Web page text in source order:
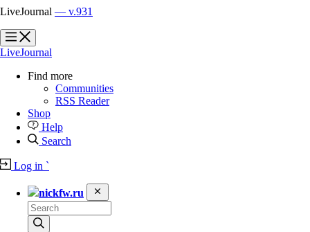
LiveJournal — v.931
?
?
LiveJournal
Find more
Communities
RSS Reader
Shop
Help
Search
Log in `
nickfw.ru